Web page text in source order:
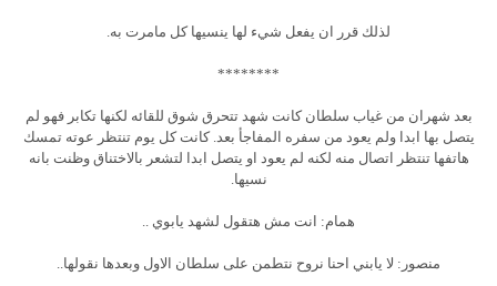
لذلك قرر ان يفعل شيء لها ينسيها كل مامرت به.
********
بعد شهران من غياب سلطان كانت شهد تتحرق شوق للقائه لكنها تكابر فهو لم
يتصل بها ابدا ولم يعود من سفره المفاجأ بعد. كانت كل يوم تنتظر عوته تمسك
هاتفها تنتظر اتصال منه لكنه لم يعود او يتصل ابدا لتشعر بالاختناق وظنت بانه
نسيها.
همام: انت مش هتقول لشهد يابوي ..
منصور: لا يابني احنا نروح نتطمن على سلطان الاول وبعدها نقولها..